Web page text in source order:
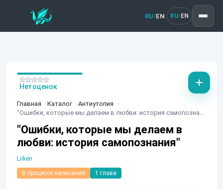
RU/EN RU/ EN
Главная Каталог
Антиутопия
"Ошибки, которые мы делаем в любви: история самопознания"
"Ошибки, которые мы делаем в
любви: история самопознания"
Liiken
В процессе написания 1 глава
Нет оценок